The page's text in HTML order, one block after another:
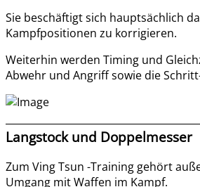
Sie beschäftigt sich hauptsächlich
Kampfpositionen zu korrigieren.
Weiterhin werden Timing und
Abwehr und Angriff sowie die
Langstock und Doppelmesser
Zum Ving Tsun -Training gehört
Umgang mit Waffen im Kampf.